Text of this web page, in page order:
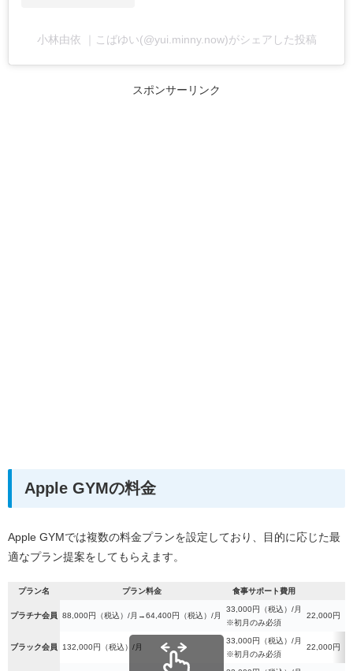
小林由依 ｜こばゆい(@yui.minny.now)がシェアした投稿
スポンサーリンク
Apple GYMの料金
Apple GYMでは複数の料金プランを設定しており、目的に応じた最
適なプラン提案をしてもらえます。
プラン名 プラン料金 食事サポート費用
プラチナ会員 88,000円（税込）/月→64,400円（税込）/月
33,000円（税込）/月
※初月のみ必須
22,000円（
ブラック会員 132,000円（税込）/月
33,000円（税込）/月
※初月のみ必須
22,000円（